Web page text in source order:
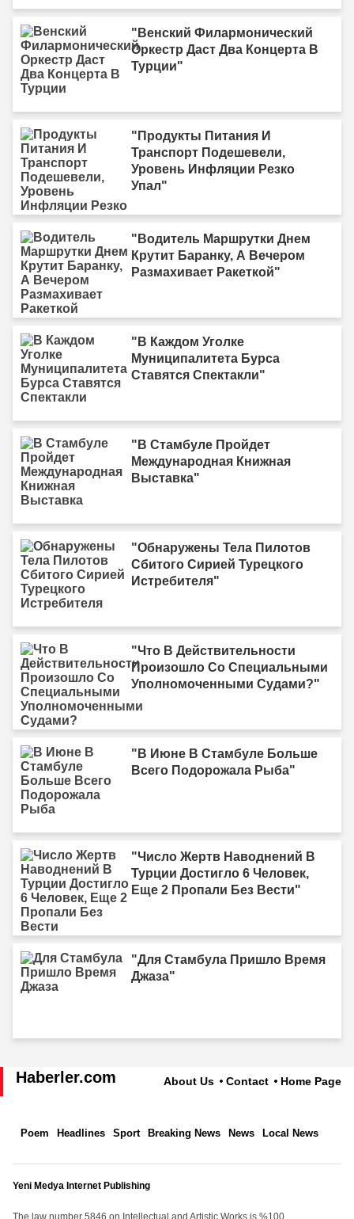
"Венский Филармонический
Оркестр Даст Два Концерта В
Турции"
"Продукты Питания И
Транспорт Подешевели,
Уровень Инфляции Резко
Упал"
"Водитель Маршрутки Днем
Крутит Баранку, А Вечером
Размахивает Ракеткой"
"В Каждом Уголке
Муниципалитета Бурса
Ставятся Спектакли"
"В Стамбуле Пройдет
Международная Книжная
Выставка"
"Обнаружены Тела Пилотов
Сбитого Сирией Турецкого
Истребителя"
"Что В Действительности
Произошло Со Специальными
Уполномоченными Судами?"
"В Июне В Стамбуле Больше
Всего Подорожала Рыба"
"Число Жертв Наводнений В
Турции Достигло 6 Человек,
Еще 2 Пропали Без Вести"
"Для Стамбула Пришло Время
Джаза"
Haberler.com About Us Contact Home Page
Poem Headlines Sport Breaking News News Local News
Yeni Medya Internet Publishing
The law number 5846 on Intellectual and Artistic Works is %100